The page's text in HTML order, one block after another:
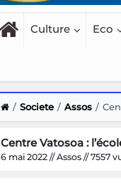
Culture Eco
Societe Assos
Centre Vatosoa :
6 mai 2022 // Assos // 7557